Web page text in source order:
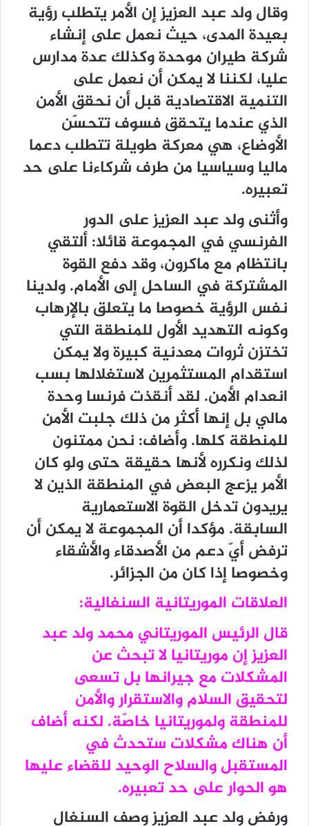
وقال ولد عبد العزيز إن الأمر يتطلب رؤية
بعيدة المدى، حيث نعمل على إنشاء
شركة طيران موحدة وكذلك عدة مدارس
عليا، لكننا لا يمكن أن نعمل على
التنمية الاقتصادية قبل أن نحقق الأمن
الذي عندما يتحقق فسوف تتحسّن
الأوضاع، هي معركة طويلة تتطلب دعما
ماليا وسياسيا من طرف شركاءنا على حد
تعبيره.
وأثنى ولد عبد العزيز على الدور
الفرنسي في المجموعة قائلا: ألتقي
بانتظام مع ماكرون، وقد دفع القوة
المشتركة في الساحل إلى الأمام. ولدينا
نفس الرؤية خصوصا ما يتعلق بالإرهاب
وكونه التهديد الأول للمنطقة التي
تختزن ثروات معدنية كبيرة ولا يمكن
استقدام المستثمرين لاستغلالها بسب
انعدام الأمن. لقد أنقذت فرنسا وحدة
مالي بل إنها أكثر من ذلك جلبت الأمن
للمنطقة كلها. وأضاف: نحن ممتنون
لذلك ونكرره لأنها حقيقة حتى ولو كان
الأمر يزعج البعض في المنطقة الذين لا
يريدون تدخل القوة الاستعمارية
السابقة. مؤكدا أن المجموعة لا يمكن أن
ترفض أيّ دعم من الأصدقاء والأشقاء
وخصوصا إذا كان من الجزائر.
العلاقات الموريتانية السنغالية:
قال الرئيس الموريتاني محمد ولد عبد
العزيز إن موريتانيا لا تبحث عن
المشكلات مع جيرانها بل تسعى
لتحقيق السلام والاستقرار والأمن
للمنطقة ولموريتانيا خاصّة. لكنه أضاف
أن هناك مشكلات ستحدث في
المستقبل والسلاح الوحيد للقضاء عليها
هو الحوار على حد تعبيره.
ورفض ولد عبد العزيز وصف السنغال